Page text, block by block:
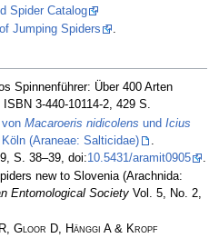
Spider Catalog
Jumping Spiders .
Spinnenführer: Über 400 Arten
3-440-10114-2, 429 S.
Macaroeris nidicolens und Icius
(Araneae: Salticidae)
9, S. 38–39, doi:10.5431/aramit0905
new to Slovenia (Arachnida:
Entomological Society Vol. 5, No. 2,
Gloor D, Hänggi A & Kropf